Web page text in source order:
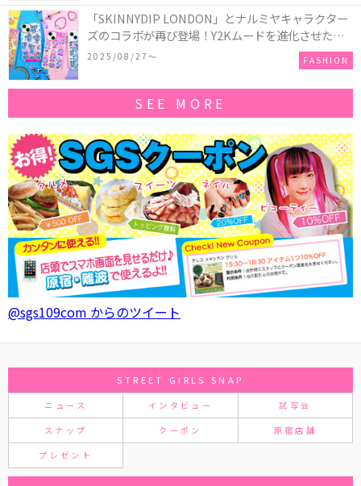
「SKINNYDIP LONDON」とナルミヤキャラクター
ズのコラボが再び登場！Y2Kムードを進化させた新
作コレクションを発売♪
2025/08/27〜 FASHION
SEE MORE
@sgs109com からのツイート
STREET GIRLS SNAP
ニュース インタビュー 試写会
スナップ クーポン 原宿店舗
プレゼント